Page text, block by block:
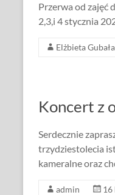
Przerwa od zajęć
2,3,i 4 stycznia
Elżbieta Gubała
Koncert z
Serdecznie
trzydziestolecia
kameralne oraz
admin 16